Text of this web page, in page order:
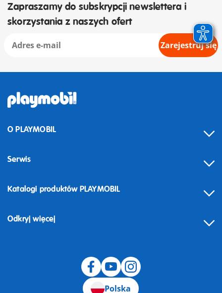
Zapraszamy do subskrypcji newslettera i
skorzystania z naszych ofert
Zarejestruj się
O PLAYMOBIL
Serwis
Odstąpienie od umowy
Katalogi produktów PLAYMOBIL
Odkryj więcej
Polska